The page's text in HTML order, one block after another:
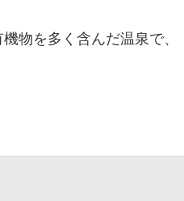
物を多く含んだ温泉で、